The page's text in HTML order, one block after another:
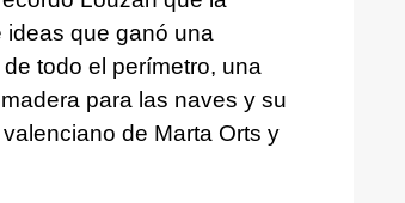
ideas que ganó una
todo el perímetro, una
para las naves y su
de Marta Orts y